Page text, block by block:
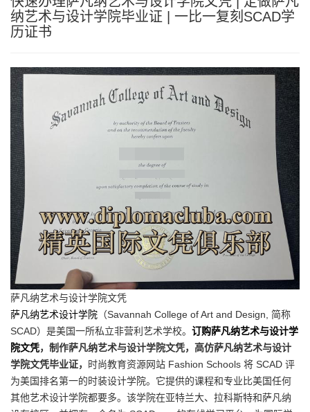
纳艺术与设计学院毕业证 | 一比一复刻SCAD学
历证书
萨凡纳艺术与设计学院文凭
萨凡纳艺术设计学院 （Savannah College of Art and Design, 简称
SCAD）是美国一所私立非营利艺术学校。 订购萨凡纳艺术与设计学
院文凭，制作萨凡纳艺术与设计学院文凭，高仿萨凡纳艺术与设计
学院文凭毕业证，
时尚教育资源网站 Fashion Schools 将 SCAD 评
为美国排名第一的时装设计学院。它提供的课程和专业比美国任何
其他艺术设计学院都要多。该学院在亚特兰大、拉科斯特和萨凡纳